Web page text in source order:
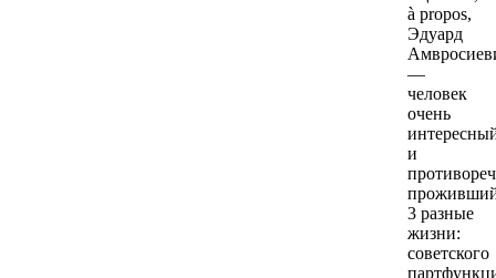
à propos,
Эдуард
—
человек
очень
и
3 разные
жизни:
советского